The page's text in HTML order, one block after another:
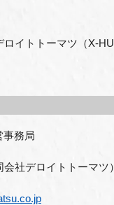
イトトーマツ（X-
事務局
会社デロイトトーマツ）